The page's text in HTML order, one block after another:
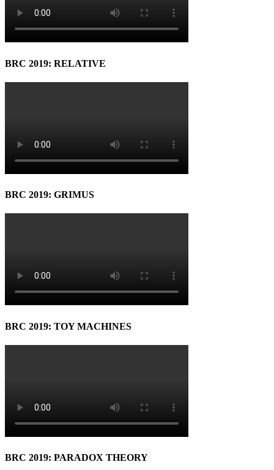
BRC 2019: RELATIVE
BRC 2019: GRIMUS
BRC 2019: TOY MACHINES
BRC 2019: PARADOX THEORY